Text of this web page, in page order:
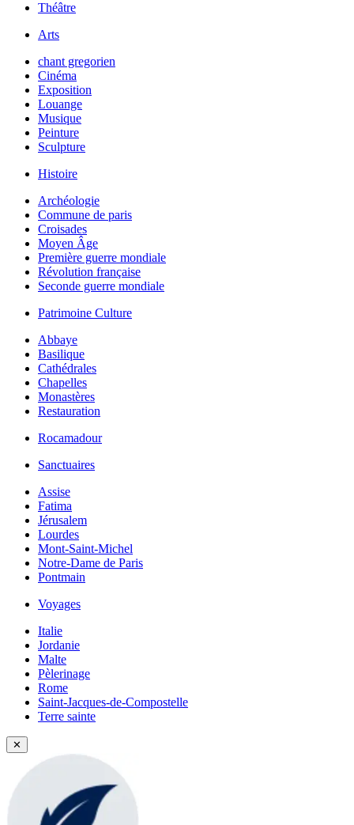
Théâtre
Arts
chant gregorien
Cinéma
Exposition
Louange
Musique
Peinture
Sculpture
Histoire
Archéologie
Commune de paris
Croisades
Moyen Âge
Première guerre mondiale
Révolution française
Seconde guerre mondiale
Patrimoine Culture
Abbaye
Basilique
Cathédrales
Chapelles
Monastères
Restauration
Rocamadour
Sanctuaires
Assise
Fatima
Jérusalem
Lourdes
Mont-Saint-Michel
Notre-Dame de Paris
Pontmain
Voyages
Italie
Jordanie
Malte
Pèlerinage
Rome
Saint-Jacques-de-Compostelle
Terre sainte
✕